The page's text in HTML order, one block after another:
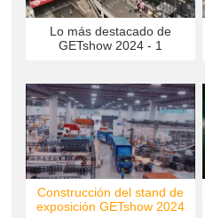
Lo más destacado de
GETshow 2024 - 1
Construcción del stand de
exposición GETshow 2024